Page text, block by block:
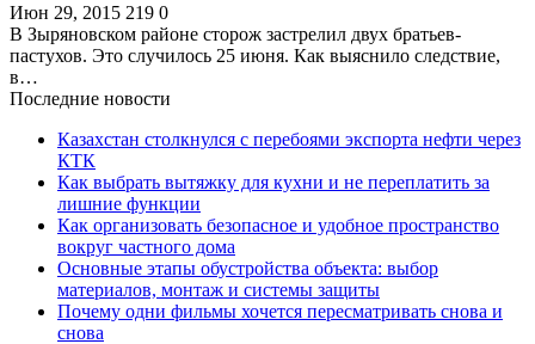
Июн 29, 2015 219 0
В Зыряновском районе сторож застрелил двух братьев-
пастухов. Это случилось 25 июня. Как выяснило следствие,
в…
Последние новости
Казахстан столкнулся с перебоями экспорта нефти через
КТК
Как выбрать вытяжку для кухни и не переплатить за
лишние функции
Как организовать безопасное и удобное пространство
вокруг частного дома
Основные этапы обустройства объекта: выбор
материалов, монтаж и системы защиты
Почему одни фильмы хочется пересматривать снова и
снова